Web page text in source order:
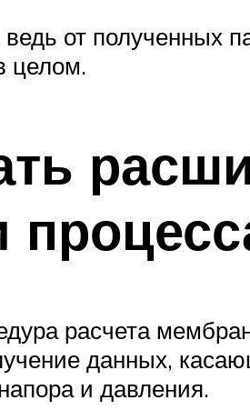
от полученных
целом.
расчета
данных,
и давления.